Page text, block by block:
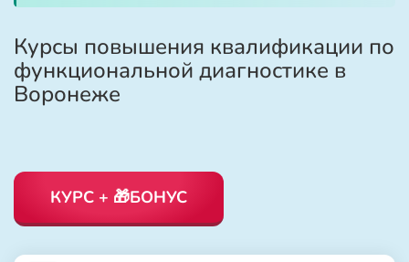
Курсы повышения квалификации по
функциональной диагностике в
Воронеже
КУРС + 🎁БОНУС